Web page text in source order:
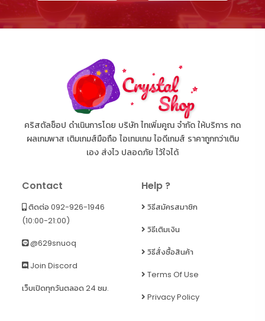
คริสตัลช็อป ดำเนินการโดย บริษัท ไทเพิ่มคูณ จำกัด ให้บริการ กด
ผลเกมพาส เติมเกมส์มือถือ ไอเทมเกม ไอดีเกมส์ ราคาถูกกว่าเติม
เอง ส่งไว ปลอดภัย ไว้ใจได้
Contact
ติดต่อ 092-926-1946
(10:00-21:00)
@629snuoq
Join Discord
เว็บเปิดทุกวันตลอด 24 ชม.
Help ?
วิธีสมัครสมาชิก
วิธีเติมเงิน
วิธีสั่งซื้อสินค้า
Terms Of Use
Privacy Policy